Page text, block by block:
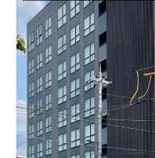
ス）
で
の
日
常
生